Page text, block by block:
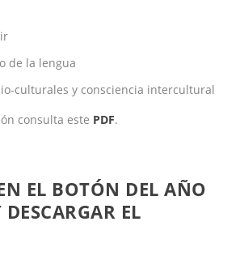
de la lengua
culturales y consciencia intercultural
consulta este PDF.
EL BOTÓN DEL AÑO
EL